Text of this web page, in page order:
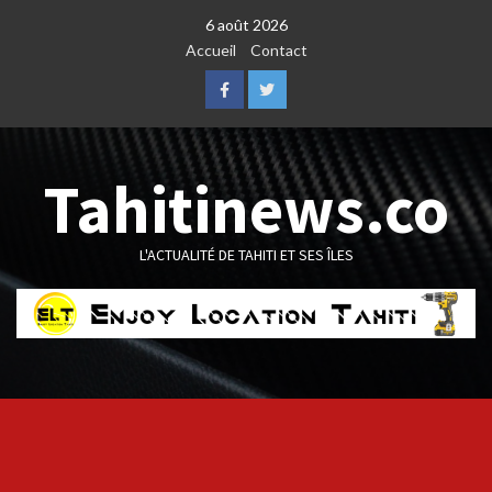
6 août 2026
Accueil
Contact
FacebookTwitter
Tahitinews.co
L'ACTUALITÉ DE TAHITI ET SES ÎLES